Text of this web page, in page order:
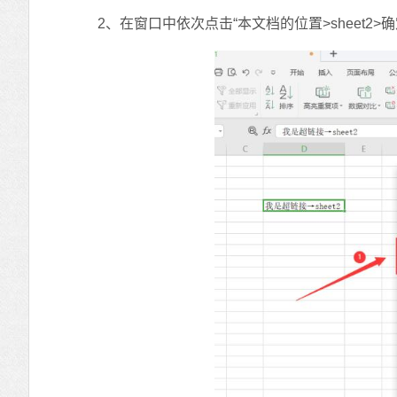
2、在窗口中依次点击“本文档的位置>sheet2>确